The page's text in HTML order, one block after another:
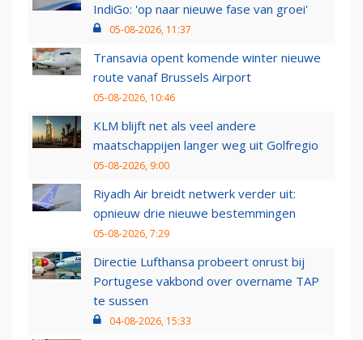
IndiGo: 'op naar nieuwe fase van groei'
05-08-2026, 11:37
Transavia opent komende winter nieuwe
route vanaf Brussels Airport
05-08-2026, 10:46
KLM blijft net als veel andere
maatschappijen langer weg uit Golfregio
05-08-2026, 9:00
Riyadh Air breidt netwerk verder uit:
opnieuw drie nieuwe bestemmingen
05-08-2026, 7:29
Directie Lufthansa probeert onrust bij
Portugese vakbond over overname TAP
te sussen
04-08-2026, 15:33